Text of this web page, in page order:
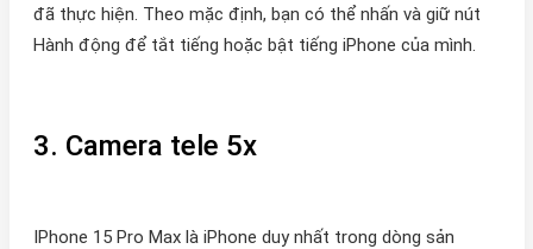
đã thực hiện. Theo mặc định, bạn có thể nhấn và giữ nút
Hành động để tắt tiếng hoặc bật tiếng iPhone của mình.
3. Camera tele 5x
IPhone 15 Pro Max là iPhone duy nhất trong dòng sản